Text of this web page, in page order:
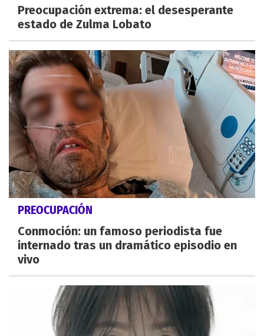
Preocupación extrema: el desesperante
estado de Zulma Lobato
PREOCUPACIÓN
Conmoción: un famoso periodista fue
internado tras un dramático episodio en
vivo